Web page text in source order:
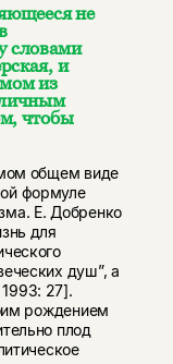
не
словами
и
из
чтобы
общем виде
формуле
Е. Добренко
для
душ”, а
27].
рождением
плод